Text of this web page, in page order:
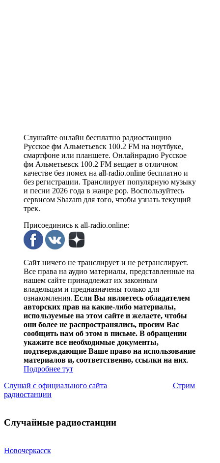
Слушайте онлайн бесплатно радиостанцию
Русское фм Альметьевск 100.2 FM на ноутбуке,
смартфоне или планшете. Онлайнрадио Русское
фм Альметьевск 100.2 FM вещает в отличном
качестве без помех на all-radio.online бесплатно и
без регистрации. Транслирует популярную музыку
и песни 2026 года в жанре pop. Воспользуйтесь
сервисом Shazam для того, чтобы узнать текущий
трек.
Присоединись к all-radio.online:
Сайт ничего не транслирует и не ретранслирует.
Все права на аудио материалы, представленные на
нашем сайте принадлежат их законным
владельцам и предназначены только для
ознакомления. Если Вы являетесь обладателем
авторских прав на какие-либо материалы,
используемые на этом сайте и желаете, чтобы
они более не распространялись, просим Вас
сообщить нам об этом в письме. В обращении
укажите все необходимые документы,
подтверждающие Ваше право на использование
материалов и, соответственно, ссылки на них.
Подробнее тут
Слушай с официального сайта
Стрим
радиостанции
Случайные радиостанции
Новочеркасск